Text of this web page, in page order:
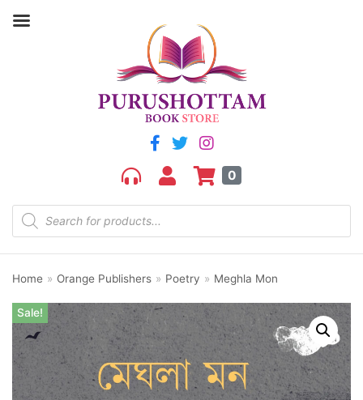
0
Home » Orange Publishers » Poetry » Meghla Mon
Sale!